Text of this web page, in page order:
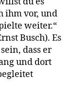
ihm vor, und
weiter.“
Busch). Es
dass er
und dort